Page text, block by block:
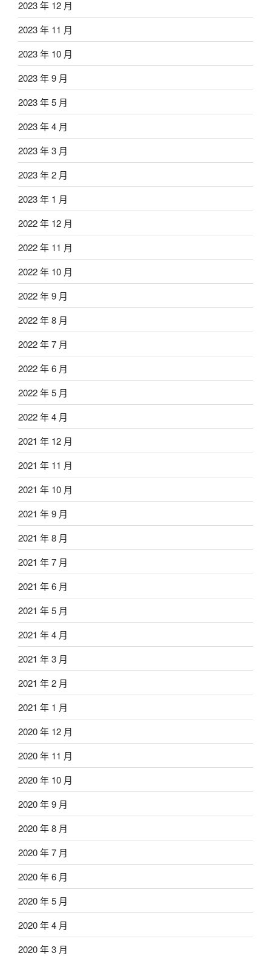
2023 年 12 月
2023 年 11 月
2023 年 10 月
2023 年 9 月
2023 年 5 月
2023 年 4 月
2023 年 3 月
2023 年 2 月
2023 年 1 月
2022 年 12 月
2022 年 11 月
2022 年 10 月
2022 年 9 月
2022 年 8 月
2022 年 7 月
2022 年 6 月
2022 年 5 月
2022 年 4 月
2021 年 12 月
2021 年 11 月
2021 年 10 月
2021 年 9 月
2021 年 8 月
2021 年 7 月
2021 年 6 月
2021 年 5 月
2021 年 4 月
2021 年 3 月
2021 年 2 月
2021 年 1 月
2020 年 12 月
2020 年 11 月
2020 年 10 月
2020 年 9 月
2020 年 8 月
2020 年 7 月
2020 年 6 月
2020 年 5 月
2020 年 4 月
2020 年 3 月